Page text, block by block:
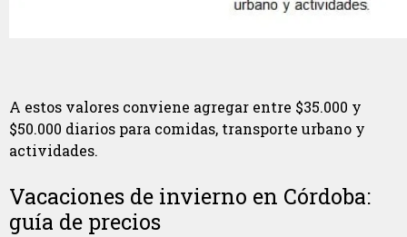
A estos valores conviene agregar entre $35.000 y
$50.000 diarios para comidas, transporte urbano y
actividades.
Vacaciones de invierno en Córdoba:
guía de precios